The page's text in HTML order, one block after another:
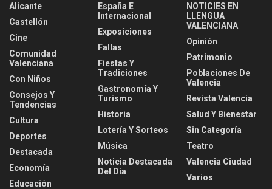
Alicante
Castellón
Cine
Comunidad
Valenciana
Con Niños
Consejos Y
Tendencias
Cultura
Deportes
Destacada
Economía
Educación
España E
Internacional
Exposiciones
Fallas
Fiestas Y
Tradiciones
Gastronomía Y
Turismo
Historia
Lotería Y Sorteos
Música
Noticia Destacada
Del Día
NOTICIES EN
LLENGUA
VALENCIANA
Opinión
Patrimonio
Poblaciones De
Valencia
Revista Valencia
Salud Y Bienestar
Sin Categoría
Teatro
Valencia Ciudad
Varios